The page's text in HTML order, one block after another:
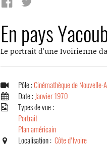
En pays
Le portrait d'une Ivoirienne
Pôle :Cinémathèque de Nouvelle-
Date : Janvier 1970
Types de vue :
Portrait
Plan américain
Localisation : Côte d'Ivoire